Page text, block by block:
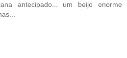
antecipado... um beijo enorme